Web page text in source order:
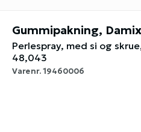
Gummipakning,
Perlespray, med si og
48,043
Varenr.19460006